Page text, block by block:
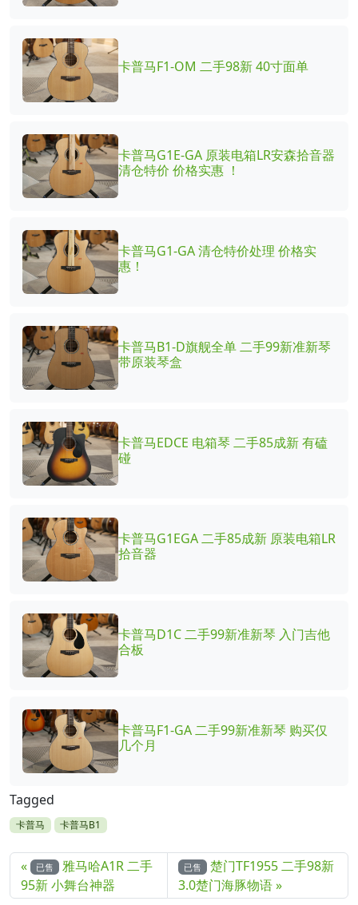
卡普马F1-OM 二手98新 40寸面单
卡普马G1E-GA 原装电箱LR安森拾音器
清仓特价 价格实惠 ！
卡普马G1-GA 清仓特价处理 价格实
惠！
卡普马B1-D旗舰全单 二手99新准新琴
带原装琴盒
卡普马EDCE 电箱琴 二手85成新 有磕
碰
卡普马G1EGA 二手85成新 原装电箱LR
拾音器
卡普马D1C 二手99新准新琴 入门吉他
合板
卡普马F1-GA 二手99新准新琴 购买仅
几个月
Tagged
卡普马 卡普马B1
已售
雅马哈A1R 二手
95新 小舞台神器
已售
楚门TF1955 二手98新
3.0楚门海豚物语